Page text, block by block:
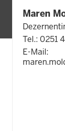
Maren
Tel.: 0251
E-Mail: